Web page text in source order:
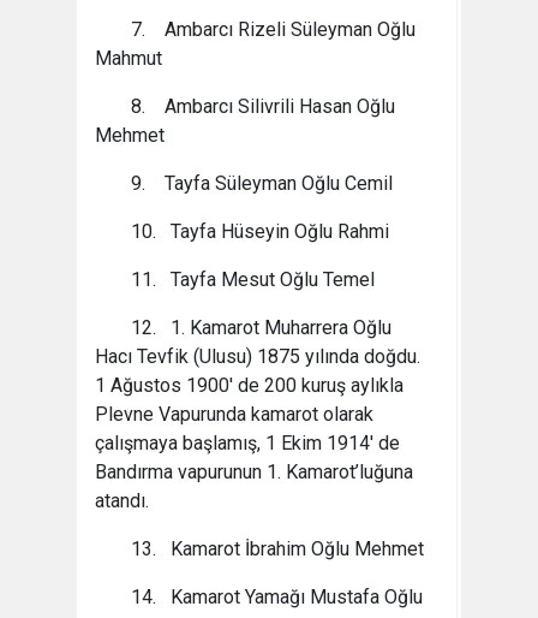
7. Ambarcı Rizeli Süleyman Oğlu
Mahmut
8. Ambarcı Silivrili Hasan Oğlu
Mehmet
9. Tayfa Süleyman Oğlu Cemil
10. Tayfa Hüseyin Oğlu Rahmi
11. Tayfa Mesut Oğlu Temel
12. 1. Kamarot Muharrera Oğlu
Hacı Tevfik (Ulusu) 1875 yılında doğdu.
1 Ağustos 1900' de 200 kuruş aylıkla
Plevne Vapurunda kamarot olarak
çalışmaya başlamış, 1 Ekim 1914' de
Bandırma vapurunun 1. Kamarot’luğuna
atandı.
13. Kamarot İbrahim Oğlu Mehmet
14. Kamarot Yamağı Mustafa Oğlu